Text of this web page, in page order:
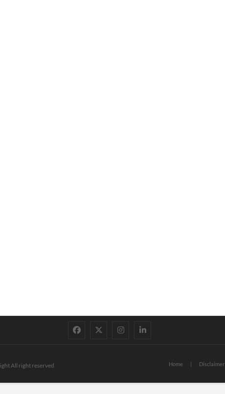
facebooktwitterinstagram
linkedin
Home Disclaimer
All right reserved